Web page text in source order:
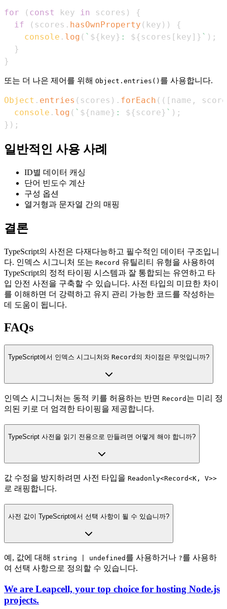
for ( const key in scores )
{
if
( scores . hasOwnProperty ( key ) )
{
console . log ( ` ${ key} : ${ scores [ key ] } ` ) ;
}
}
또는 더 나은 제어를 위해 Object.entries() 를 사용합니다.
Object . entries ( scores ) . forEach ( ( [ name ,
score
console . log ( ` ${name} : ${ score} ` ) ;
} ) ;
일반적인 사용 사례
ID별 데이터 캐싱
단어 빈도수 계산
구성 옵션
열거형과 문자열 간의 매핑
결론
TypeScript의 사전은 다재다능하고 필수적인 데이터 구조입니
다. 인덱스 시그니처 또는 Record 유틸리티 유형을 사용하여
TypeScript의 정적 타이핑 시스템과 잘 통합되는 유연하고 타
입 안전 사전을 구축할 수 있습니다. 사전 타입의 미묘한 차이
를 이해하면 더 강력하고 유지 관리 가능한 코드를 작성하는
데 도움이 됩니다.
FAQs
TypeScript에서 인덱스 시그니처와 Record 의 차이점은 무엇입니까?
인덱스 시그니처는 동적 키를 허용하는 반면 Record 는 미리 정
의된 키로 더 엄격한 타이핑을 제공합니다.
TypeScript 사전을 읽기 전용으로 만들려면 어떻게 해야 합니까?
값 수정을 방지하려면 사전 타입을 Readonly<Record<K, V>>
로 래핑합니다.
사전 값이 TypeScript에서 선택 사항이 될 수 있습니까?
예, 값에 대해 string | undefined 를 사용하거나 ?를 사용하
여 선택 사항으로 정의할 수 있습니다.
We are Leapcell, your top choice for hosting Node.js
projects.